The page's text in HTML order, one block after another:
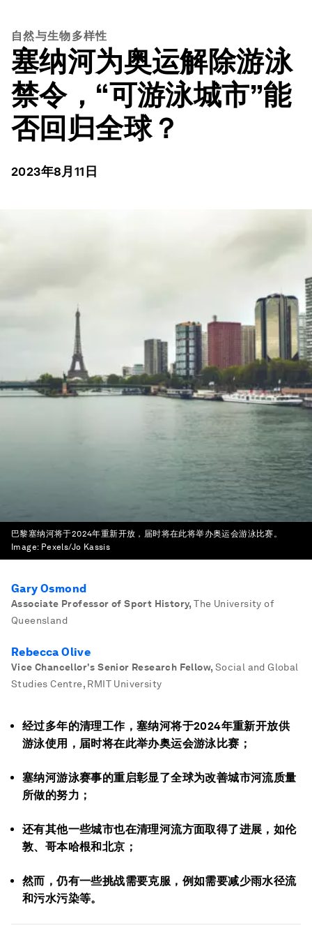
自然与生物多样性
塞纳河为奥运解除游泳
禁令，“可游泳城市”能
否回归全球？
2023年8月11日
巴黎塞纳河将于2024年重新开放，届时将在此将举办奥运会游泳比赛。
Image: Pexels/Jo Kassis
Gary Osmond
Associate Professor of Sport History, The University of
Queensland
Rebecca Olive
Vice Chancellor's Senior Research Fellow, Social and Global
Studies Centre, RMIT University
经过多年的清理工作，塞纳河将于2024年重新开放供
游泳使用，届时将在此举办奥运会游泳比赛；
塞纳河游泳赛事的重启彰显了全球为改善城市河流质量
所做的努力；
还有其他一些城市也在清理河流方面取得了进展，如伦
敦、哥本哈根和北京；
然而，仍有一些挑战需要克服，例如需要减少雨水径流
和污水污染等。